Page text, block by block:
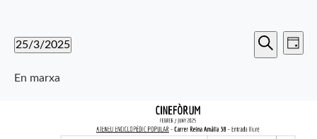
cerca
Cerca de
Dia
25/3/2025
una
En marxa